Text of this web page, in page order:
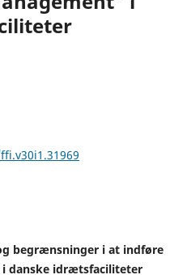
begrænsninger i at indføre
i danske idrætsfaciliteter